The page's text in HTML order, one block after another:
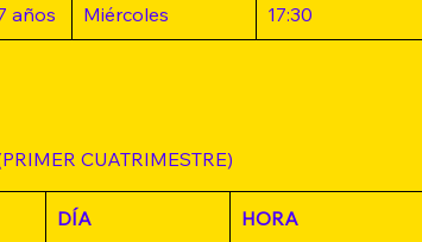
años Miércoles 17:30
CUATRIMESTRE)
DÍA HORA